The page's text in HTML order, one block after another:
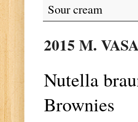
Sour cream
2015 M.
Nutella
Brownies